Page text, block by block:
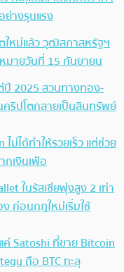
ย่างรุนแรง
ตใหม่แล้ว วุฒิสภาสหรัฐฯ
มายวันที่ 15 กันยายน
ปี 2025 สวนทางทอง-
ริปโตกลายเป็นสินทรัพย์
ม่ได้ทำให้รวยเร็ว แต่ช่วย
กเงินเฟ้อ
ในรัสเซียพุ่งสูง 2 เท่า
ก่อนกฎใหม่เริ่มใช้
Satoshi ที่ขาย Bitcoin
ถือ BTC ทะลุ